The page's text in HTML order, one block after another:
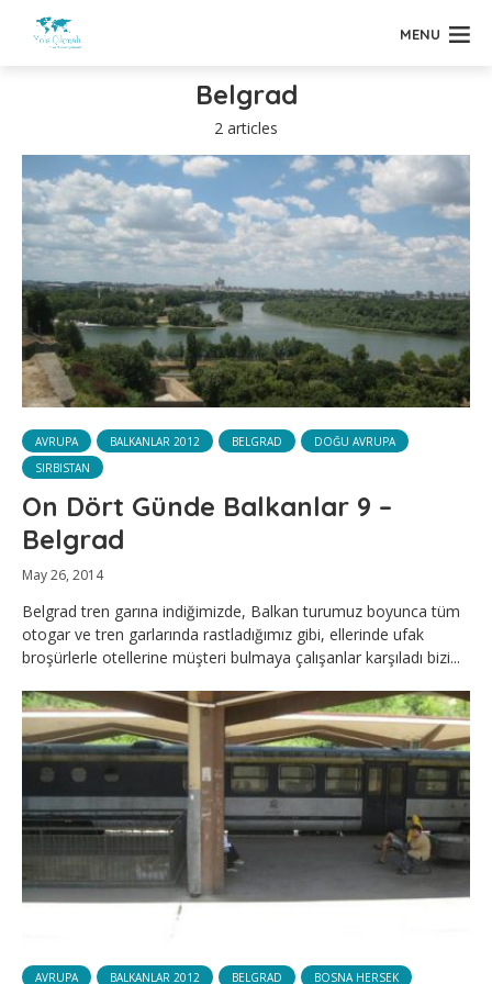
MENU
Belgrad
2 articles
AVRUPA BALKANLAR 2012 BELGRAD
DOĞU AVRUPA
SIRBISTAN
On Dört Günde Balkanlar 9 –
Belgrad
May 26, 2014
Belgrad tren garına indiğimizde, Balkan turumuz boyunca tüm
otogar ve tren garlarında rastladığımız gibi, ellerinde ufak
broşürlerle otellerine müşteri bulmaya çalışanlar karşıladı bizi...
AVRUPA BALKANLAR 2012 BELGRAD BOSNA HERSEK